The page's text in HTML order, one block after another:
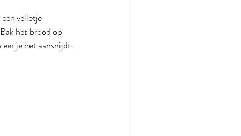
velletje
het brood op
je het aansnijdt.